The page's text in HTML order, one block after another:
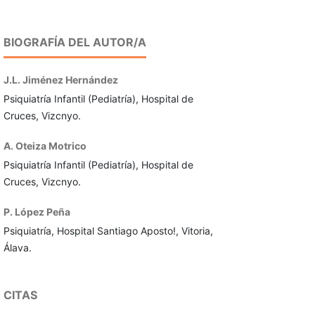
BIOGRAFÍA DEL AUTOR/A
J.L. Jiménez Hernández
Psiquiatría Infantil (Pediatría), Hospital de
Cruces, Viz­cnyo.
A. Oteiza Motrico
Psiquiatría Infantil (Pediatría), Hospital de
Cruces, Viz­cnyo.
P. López Peña
Psiquiatría, Hospital Santiago Aposto!, Vitoria,
Álava.
CITAS